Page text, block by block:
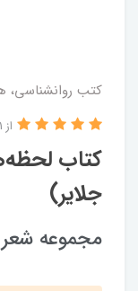
کتب روانشناسی،
کتاب
جلایر)
از 1
مجموعه شعر